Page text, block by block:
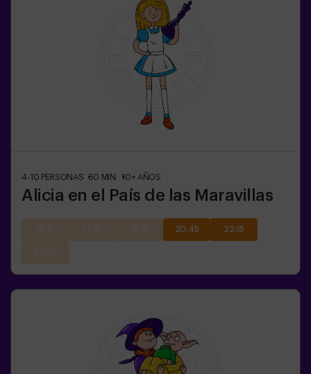
4-10 PERSONAS 60 MIN. 10+ AÑOS
Alicia en el País de las Maravillas
20:45 22:15